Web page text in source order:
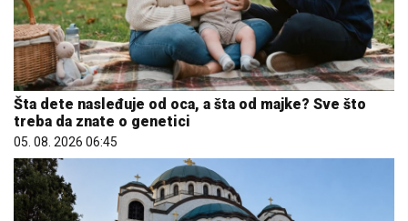
Šta dete nasleđuje od oca, a šta od majke? Sve što
treba da znate o genetici
05. 08. 2026 06:45